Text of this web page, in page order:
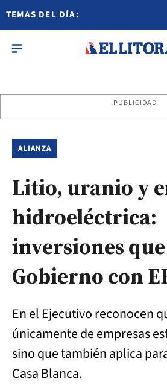
TEMAS DEL DÍA:
PUBLICIDAD
ALIANZA
Litio, uranio y
hidroeléctrica:
inversiones
Gobierno con
En el Ejecutivo reconocen
únicamente de empresas
sino que también aplica
Casa Blanca.